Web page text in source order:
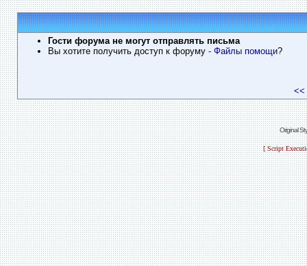
Гости форума не могут отправлять письма
Вы хотите получить доступ к форуму - Файлы помощи?
<<
Original
[ Script